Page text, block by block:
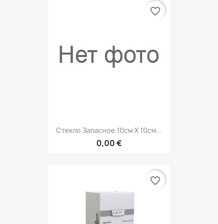
Стекло Запасное 10см Х 10см...
0,00 €
favorite_border
favorite_border